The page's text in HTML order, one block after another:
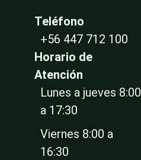
Teléfono
+56 447 712 100
Horario de
Atención
Lunes a jueves 8:00
a 17:30
Viernes 8:00 a
16:30